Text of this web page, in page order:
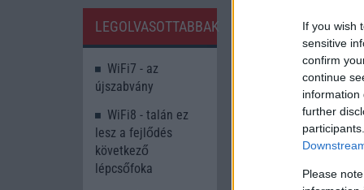
If you wish
sensitive
confirm
continue
information
further
Please
szolgáltatásoknál.
LEGOLVASOTTABBAK
WiFi7 - az
újszabvány
WiFi8 - talán ez
lesz a fejlődés
következő
lépcsőfoka